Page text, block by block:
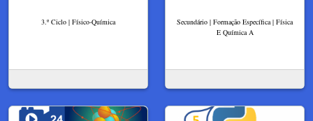
3.º Ciclo | Físico-Química
Secundário | Formação Específica | Física
E Química A